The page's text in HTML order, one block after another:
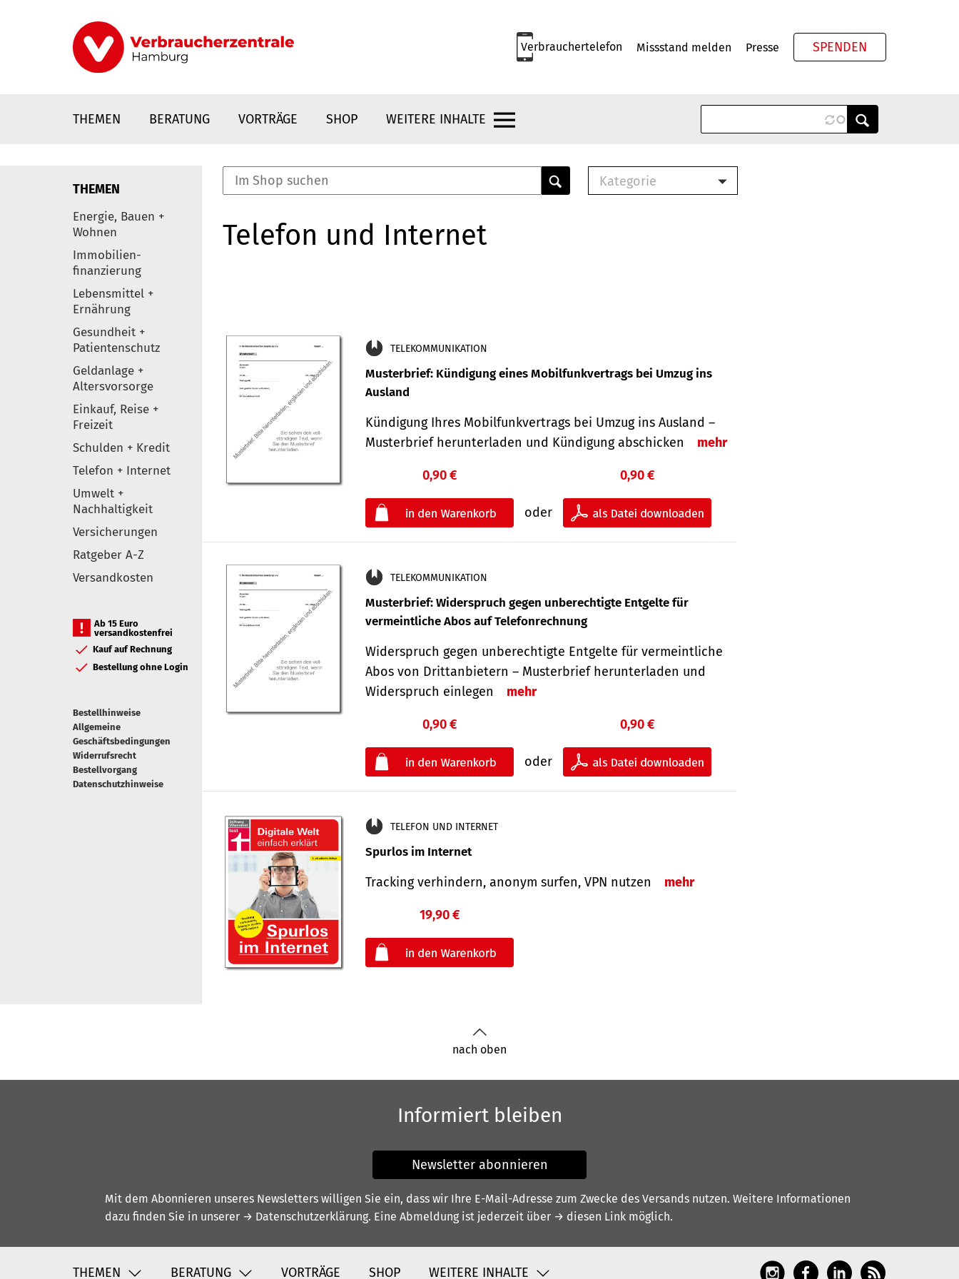
Verbrauchertelefon Missstand melden Presse SPENDEN
THEMEN BERATUNG VORTRÄGE SHOP WEITERE INHALTE
Elemente
THEMEN
Energie, Bauen +
Wohnen
Immobilien-
finanzierung
Lebensmittel +
Ernährung
Gesundheit +
Patientenschutz
Geldanlage +
Altersvorsorge
Einkauf, Reise +
Freizeit
Schulden + Kredit
Telefon + Internet
Umwelt +
Nachhaltigkeit
Versicherungen
Ratgeber A-Z
Versandkosten
Ab 15 Euro
versandkostenfrei
Kauf auf Rechnung
Bestellung ohne Login
Bestellhinweise
Allgemeine
Geschäftsbedingungen
Widerrufsrecht
Bestellvorgang
Datenschutzhinweise
Kategorie
Telefon und Internet
TELEKOMMUNIKATION
Musterbrief: Kündigung eines Mobilfunkvertrags bei Umzug ins
Ausland
Kündigung Ihres Mobilfunkvertrags bei Umzug ins Ausland –
Musterbrief herunterladen und Kündigung abschicken
mehr
0,90 €
oder
0,90 €
TELEKOMMUNIKATION
Musterbrief: Widerspruch gegen unberechtigte Entgelte für
vermeintliche Abos auf Telefonrechnung
Widerspruch gegen unberechtigte Entgelte für vermeintliche
Abos von Drittanbietern – Musterbrief herunterladen und
Widerspruch einlegen
mehr
0,90 €
oder
0,90 €
TELEFON UND INTERNET
Spurlos im Internet
Tracking verhindern, anonym surfen, VPN nutzen mehr
19,90 €
nach oben
Informiert bleiben
Newsletter abonnieren
Mit dem Abonnieren unseres Newsletters willigen Sie ein, dass wir Ihre E-Mail-Adresse zum Zwecke des Versands nutzen. Weitere Informationen
dazu finden Sie in unserer → Datenschutzerklärung. Eine Abmeldung ist jederzeit über → diesen Link möglich.
THEMEN BERATUNG VORTRÄGE SHOP WEITERE INHALTE